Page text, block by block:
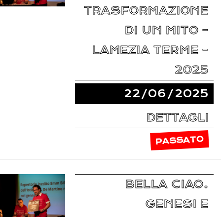
TRASFORMAZIONE
DI UN MITO –
LAMEZIA TERME –
2025
22/06/2025
DETTAGLI
PASSATO
BELLA CIAO.
GENESI E